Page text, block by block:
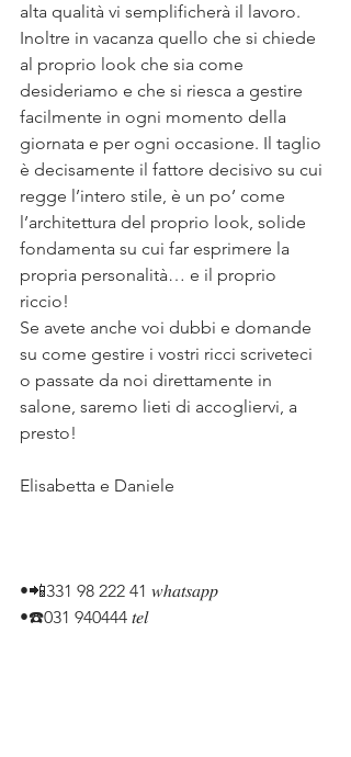
alta qualità vi semplificherà il lavoro.
Inoltre in vacanza quello che si chiede
al proprio look che sia come
desideriamo e che si riesca a gestire
facilmente in ogni momento della
giornata e per ogni occasione. Il taglio
è decisamente il fattore decisivo su cui
regge l’intero stile, è un po’ come
l’architettura del proprio look, solide
fondamenta su cui far esprimere la
propria personalità… e il proprio
riccio!
Se avete anche voi dubbi e domande
su come gestire i vostri ricci scriveteci
o passate da noi direttamente in
salone, saremo lieti di accogliervi, a
presto!
Elisabetta e Daniele
•📲331 98 222 41 𝑤ℎ𝑎𝑡𝑠𝑎𝑝𝑝
•☎️031 940444 𝑡𝑒𝑙